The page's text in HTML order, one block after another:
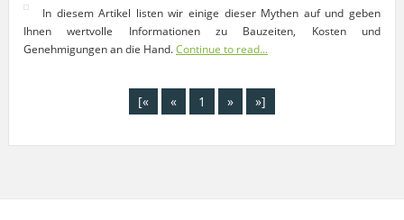
In diesem Artikel listen wir einige dieser Mythen auf und geben
Ihnen wertvolle Informationen zu Bauzeiten, Kosten und
Genehmigungen an die Hand.Continue to read...
[« « 1 » »]